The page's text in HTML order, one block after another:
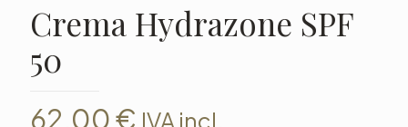
Crema Hydrazone SPF
50
62,00€ IVA incl.